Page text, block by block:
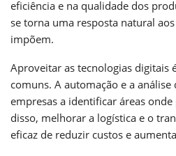
eficiência e na qualidade dos
se torna uma resposta natural
impõem.
Aproveitar as tecnologias digitais
comuns. A automação e a
empresas a identificar áreas
disso, melhorar a logística e o
eficaz de reduzir custos e